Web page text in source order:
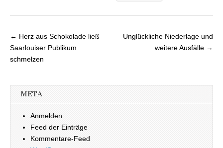
Beitragsnavigation
← Herz aus Schokolade ließ
Saarlouiser Publikum
schmelzen
Unglückliche Niederlage und
weitere Ausfälle →
META
Anmelden
Feed der Einträge
Kommentare-Feed